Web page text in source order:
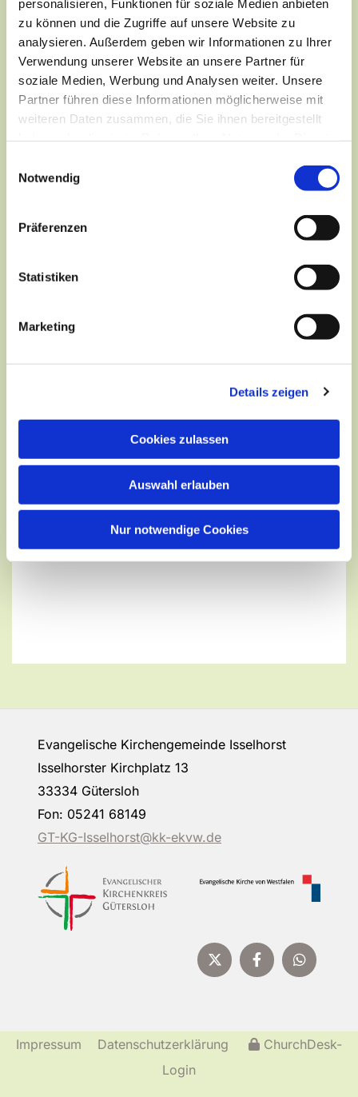
personalisieren, Funktionen für soziale Medien anbieten
zu können und die Zugriffe auf unsere Website zu
analysieren. Außerdem geben wir Informationen zu Ihrer
Verwendung unserer Website an unsere Partner für
soziale Medien, Werbung und Analysen weiter. Unsere
Partner führen diese Informationen möglicherweise mit
weiteren Daten zusammen, die Sie ihnen bereitgestellt
Notwendig
Präferenzen
Statistiken
Marketing
Details zeigen
Cookies zulassen
Auswahl erlauben
Nur notwendige Cookies
Dies könnte Sie auch
Evangelische Kirchengemeinde Isselhorst
Isselhorster Kirchplatz 13
33334 Gütersloh
Fon: 05241 68149
GT-KG-Isselhorst@kk-ekvw.de
Impressum Datenschutzerklärung
ChurchDesk-
Login